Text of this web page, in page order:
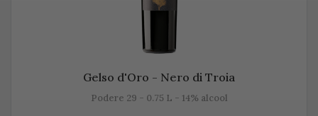
Gelso d'Oro - Nero di Troia
Podere 29 - 0.75 L - 14% alcool